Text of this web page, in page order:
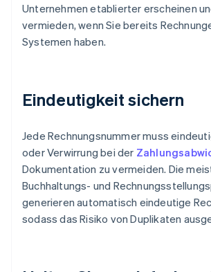
Unternehmen etablierter erscheinen
vermieden, wenn Sie bereits
Systemen haben.
Eindeutigkeit sichern
Jede Rechnungsnummer muss
oder Verwirrung bei der
Dokumentation zu vermeiden. Die
Buchhaltungs- und
generieren automatisch eindeutige
sodass das Risiko von Duplikaten